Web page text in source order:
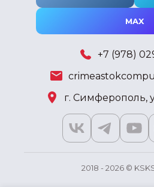
MAX
+7 (978)
г. Симферополь,
2018 - 2026 ©